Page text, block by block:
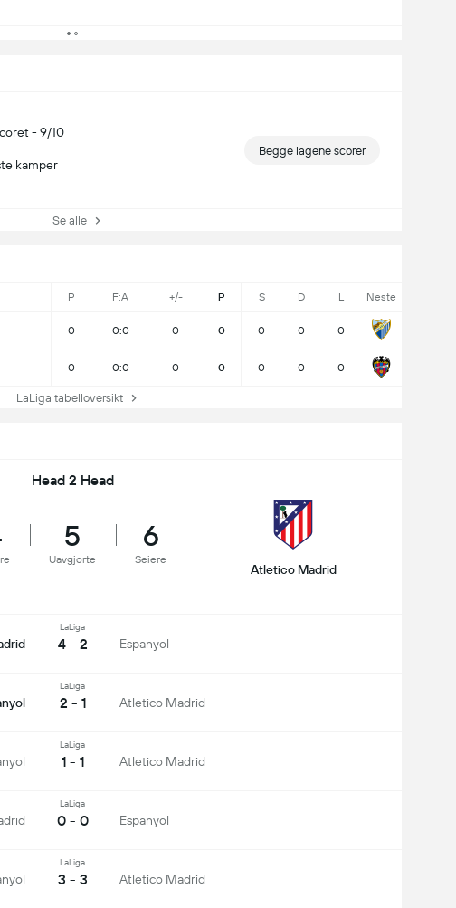
- 9/10
kamper
Begge lagene scorer
Se alle
P F:A +/- P S D L Neste
0 0:0 0 0 0 0 0
0 0:0 0 0 0 0 0
LaLiga tabelloversikt
Head 2 Head
5
Uavgjorte
6
Seiere
Atletico Madrid
LaLiga
4 - 2 Espanyol
LaLiga
2 - 1 Atletico Madrid
LaLiga
1 - 1 Atletico Madrid
LaLiga
0 - 0 Espanyol
LaLiga
3 - 3 Atletico Madrid